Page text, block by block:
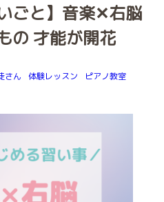
ごと】音楽✕右脳
の 才能が開花
さん 体験レッスン
ピアノ教室